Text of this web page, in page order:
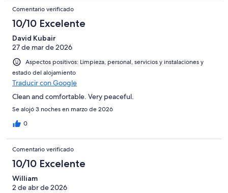
Comentario verificado
10/10 Excelente
David Kubair
27 de mar de 2026
Aspectos positivos: Limpieza, personal, servicios y instalaciones y
estado del alojamiento
Traducir con Google
Clean and comfortable. Very peaceful.
Se alojó 3 noches en marzo de 2026
0
Comentario verificado
10/10 Excelente
William
2 de abr de 2026